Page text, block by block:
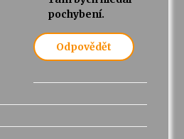
pochybení.
Odpovědět